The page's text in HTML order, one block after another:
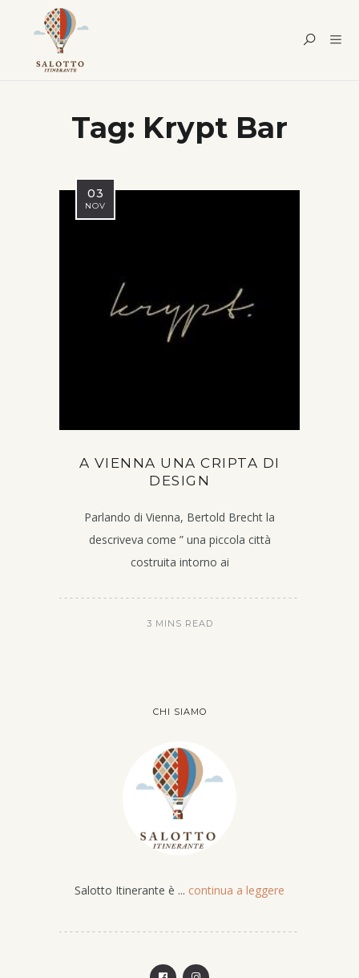
Tag: Krypt Bar
03
NOV
A VIENNA UNA CRIPTA DI
DESIGN
Parlando di Vienna, Bertold Brecht la
descriveva come ” una piccola città
costruita intorno ai
3 MINS READ
CHI SIAMO
Salotto Itinerante è ... continua a leggere